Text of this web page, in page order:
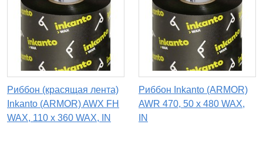
Риббон (красящая лента)
Inkanto (ARMOR) AWX FH
WAX, 110 х 360 WAX, IN
Риббон Inkanto (ARMOR)
AWR 470, 50 х 480 WAX,
IN